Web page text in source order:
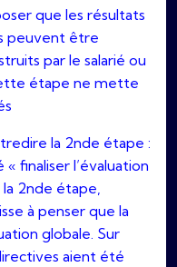
que les résultats
peuvent être
par le salarié ou
étape ne mette
la 2nde étape :
finaliser l’évaluation
2nde étape,
à penser que la
globale. Sur
aient été